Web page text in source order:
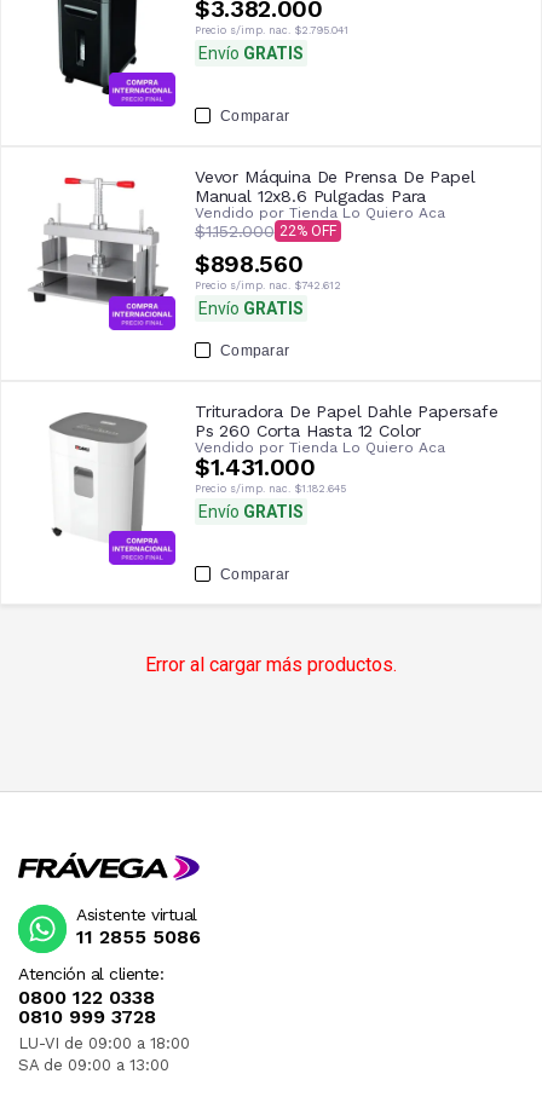
$3.382.000
Precio s/imp. nac. $2.795.041
Envío GRATIS
Comparar
Vevor Máquina De Prensa De Papel
Manual 12x8.6 Pulgadas Para
Vendido por Tienda Lo Quiero Aca
$1.152.000 22
$898.560
Precio s/imp. nac. $742.612
Envío GRATIS
Comparar
Trituradora De Papel Dahle Papersafe
Ps 260 Corta Hasta 12 Color
Vendido por Tienda Lo Quiero Aca
$1.431.000
Precio s/imp. nac. $1.182.645
Envío GRATIS
Comparar
Error al cargar más productos.
Atención al cliente:
0800 122 0338
0810 999 3728
LU-VI de 09:00 a 18:00
SA de 09:00 a 13:00
Asistente virtual
11 2855 5086